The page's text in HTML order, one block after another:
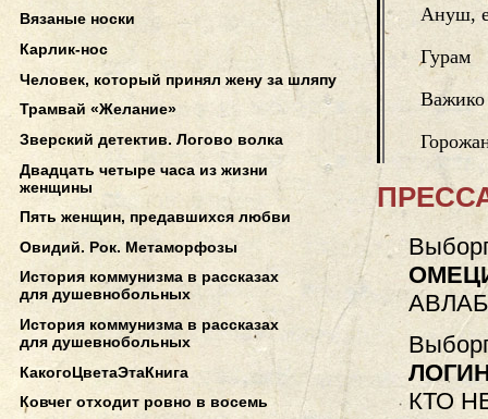
Ануш,
Гурам
Важико
КТО
Вязаные носки
Карлик-нос
Человек, который принял жену за шляпу
Трамвай «Желание»
Зверский детектив. Логово волка
Двадцать четыре часа из жизни
женщины
Пять женщин, предавшихся любви
Овидий. Рок. Метаморфозы
История коммунизма в рассказах
для душевнобольных
История коммунизма в рассказах
для душевнобольных
КакогоЦветаЭтаКнига
Ковчег отходит ровно в восемь